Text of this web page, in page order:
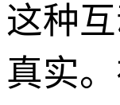
这种
真实